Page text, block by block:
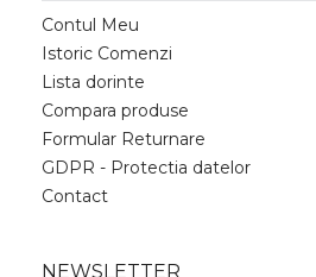
Contul Meu
Istoric Comenzi
Lista dorinte
Compara produse
Formular Returnare
GDPR - Protectia datelor
Contact
NEWSLETTER